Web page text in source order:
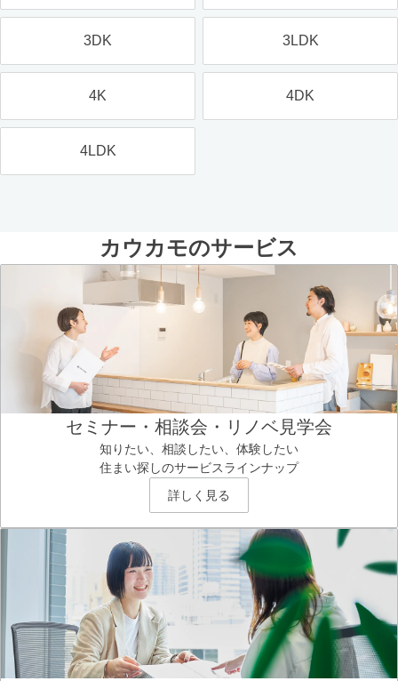
3DK 3LDK
4K 4DK
4LDK
カウカモのサービス
セミナー・相談会・リノベ見学会
知りたい、相談したい、体験したい
住まい探しのサービスラインナップ
詳しく見る